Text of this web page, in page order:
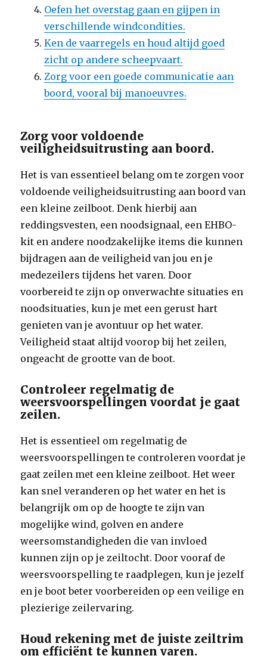
Oefen het overstag gaan en gijpen in
verschillende windcondities.
Ken de vaarregels en houd altijd goed
zicht op andere scheepvaart.
Zorg voor een goede communicatie aan
boord, vooral bij manoeuvres.
Zorg voor voldoende
veiligheidsuitrusting aan boord.
Het is van essentieel belang om te zorgen voor
voldoende veiligheidsuitrusting aan boord van
een kleine zeilboot. Denk hierbij aan
reddingsvesten, een noodsignaal, een EHBO-
kit en andere noodzakelijke items die kunnen
bijdragen aan de veiligheid van jou en je
medezeilers tijdens het varen. Door
voorbereid te zijn op onverwachte situaties en
noodsituaties, kun je met een gerust hart
genieten van je avontuur op het water.
Veiligheid staat altijd voorop bij het zeilen,
ongeacht de grootte van de boot.
Controleer regelmatig de
weersvoorspellingen voordat je gaat
zeilen.
Het is essentieel om regelmatig de
weersvoorspellingen te controleren voordat je
gaat zeilen met een kleine zeilboot. Het weer
kan snel veranderen op het water en het is
belangrijk om op de hoogte te zijn van
mogelijke wind, golven en andere
weersomstandigheden die van invloed
kunnen zijn op je zeiltocht. Door vooraf de
weersvoorspelling te raadplegen, kun je jezelf
en je boot beter voorbereiden op een veilige en
plezierige zeilervaring.
Houd rekening met de juiste zeiltrim
om efficiënt te kunnen varen.